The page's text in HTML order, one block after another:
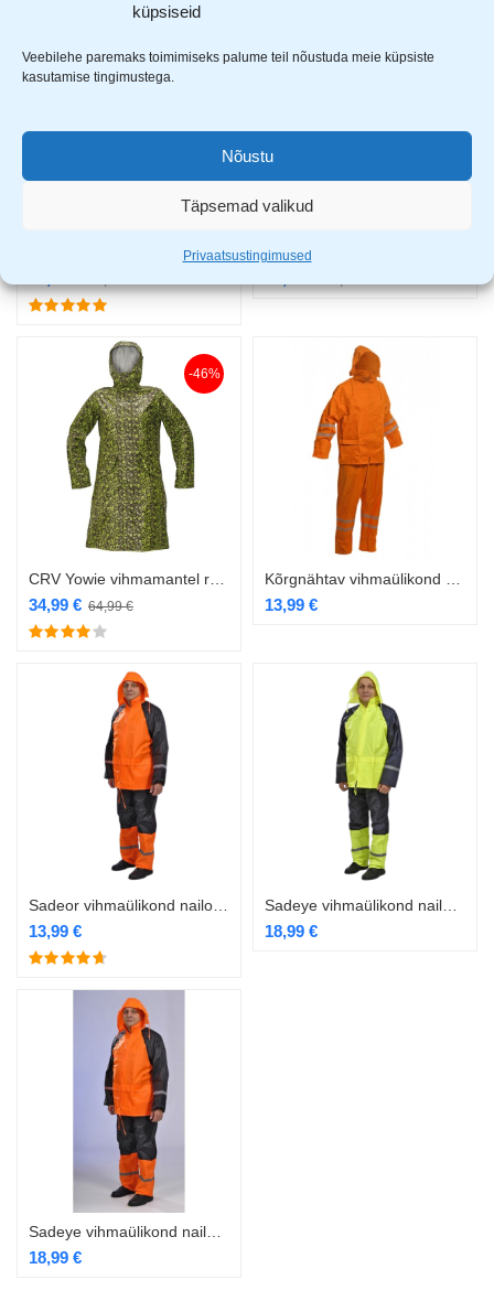
küpsiseid
Veebilehe paremaks toimimiseks palume teil nõustuda meie küpsiste
kasutamise tingimustega.
Nõustu
Täpsemad valikud
Privaatsustingimused
Cerva Siret vihmariided navy
-46%
64,99€
34,99 € 13,99 €
13,99 € 18,99 €
18,99 €